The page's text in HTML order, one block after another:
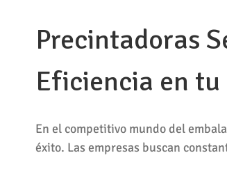
Precintadoras
Eficiencia en
En el competitivo mundo del
éxito. Las empresas buscan